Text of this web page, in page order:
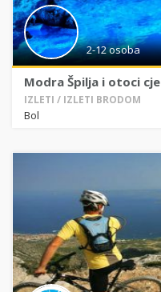
2-12 osoba
Modra Špilja i otoci
IZLETI / IZLETI BRODOM
Bol